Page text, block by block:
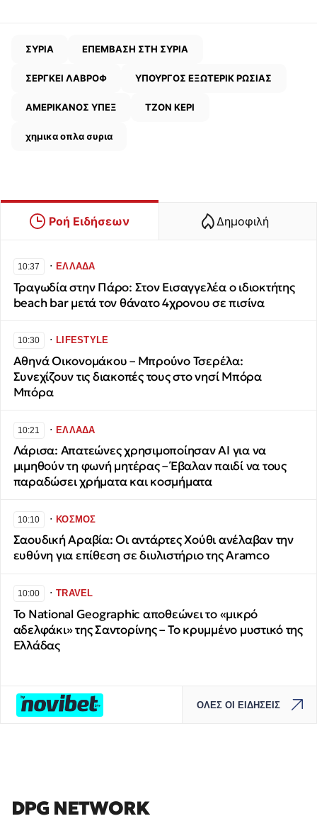
ΣΥΡΙΑ ΕΠΕΜΒΑΣΗ ΣΤΗ ΣΥΡΙΑ
ΣΕΡΓΚΕΙ ΛΑΒΡΟΦ ΥΠΟΥΡΓΟΣ ΕΞΩΤΕΡΙΚ ΡΩΣΙΑΣ
ΑΜΕΡΙΚΑΝΟΣ ΥΠΕΞ ΤΖΟΝ ΚΕΡΙ
χημικα οπλα συρια
Ροή Ειδήσεων Δημοφιλή
10:37 ∙ΕΛΛΑΔΑ
Τραγωδία στην Πάρο: Στον Εισαγγελέα ο ιδιοκτήτης
beach bar μετά τον θάνατο 4χρονου σε πισίνα
10:30 ∙LIFESTYLE
Αθηνά Οικονομάκου – Μπρούνο Τσερέλα:
Συνεχίζουν τις διακοπές τους στο νησί Μπόρα
Μπόρα
10:21 ∙ΕΛΛΑΔΑ
Λάρισα: Απατεώνες χρησιμοποίησαν AI για να
μιμηθούν τη φωνή μητέρας – Έβαλαν παιδί να τους
παραδώσει χρήματα και κοσμήματα
10:10 ∙ΚΟΣΜΟΣ
Σαουδική Αραβία: Οι αντάρτες Χούθι ανέλαβαν την
ευθύνη για επίθεση σε διυλιστήριο της Aramco
10:00 ∙TRAVEL
Το National Geographic αποθεώνει το «μικρό
αδελφάκι» της Σαντορίνης – Το κρυμμένο μυστικό της
Ελλάδας
ΟΛΕΣ ΟΙ ΕΙΔΗΣΕΙΣ
DPG NETWORK